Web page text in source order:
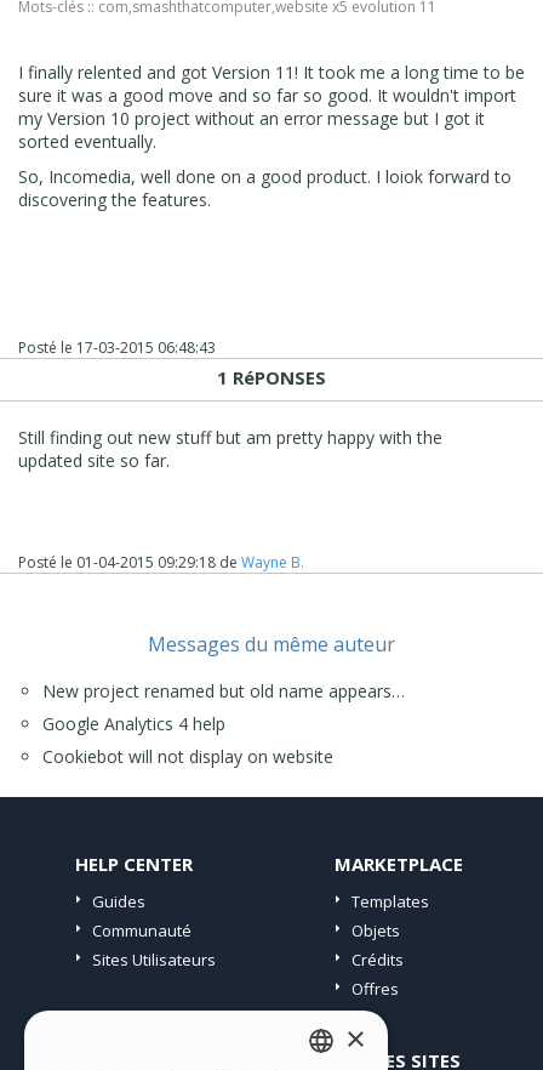
Mots-clés :: com,smashthatcomputer,website x5 evolution 11
I finally relented and got Version 11! It took me a long time to be
sure it was a good move and so far so good. It wouldn't import
my Version 10 project without an error message but I got it
sorted eventually.
So, Incomedia, well done on a good product. I loiok forward to
discovering the features.
Posté le 17-03-2015 06:48:43
1 RéPONSES
Still finding out new stuff but am pretty happy with the
updated site so far.
Posté le 01-04-2015 09:29:18 de Wayne B.
Messages du même auteur
New project renamed but old name appears…
Google Analytics 4 help
Cookiebot will not display on website
HELP CENTER
Guides
Communauté
Sites Utilisateurs
MARKETPLACE
Templates
Objets
Crédits
Offres
AUTRES SITES
×